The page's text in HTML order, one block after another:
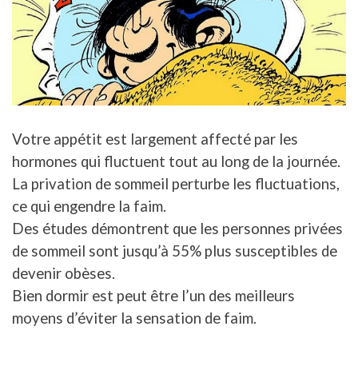
Votre appétit est largement affecté par les
hormones qui fluctuent tout au long de la journée.
La privation de sommeil perturbe les fluctuations,
ce qui engendre la faim.
Des études démontrent que les personnes privées
de sommeil sont jusqu’à 55% plus susceptibles de
devenir obèses.
Bien dormir est peut être l’un des meilleurs
moyens d’éviter la sensation de faim.